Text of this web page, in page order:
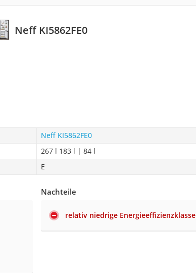
Neff KI5862FE0
Neff KI5862FE0
267 l 183 l | 84 l
E
Nachteile
relativ niedrige Energieeffizienzklasse